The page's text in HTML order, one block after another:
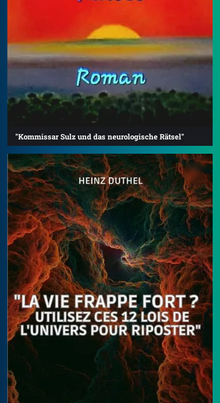
"Kommissar Sulz und das neurologische Rätsel"